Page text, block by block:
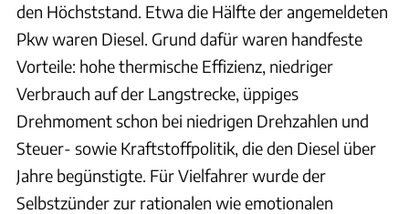
den Höchststand. Etwa die Hälfte der angemeldeten
Pkw waren Diesel. Grund dafür waren handfeste
Vorteile: hohe thermische Effizienz, niedriger
Verbrauch auf der Langstrecke, üppiges
Drehmoment schon bei niedrigen Drehzahlen und
Steuer- sowie Kraftstoffpolitik, die den Diesel über
Jahre begünstigte. Für Vielfahrer wurde der
Selbstzünder zur rationalen wie emotionalen